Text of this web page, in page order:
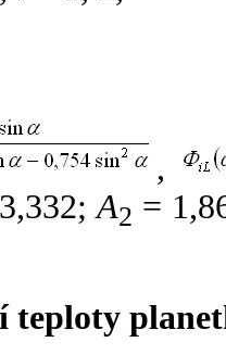
,
A2 =
teploty